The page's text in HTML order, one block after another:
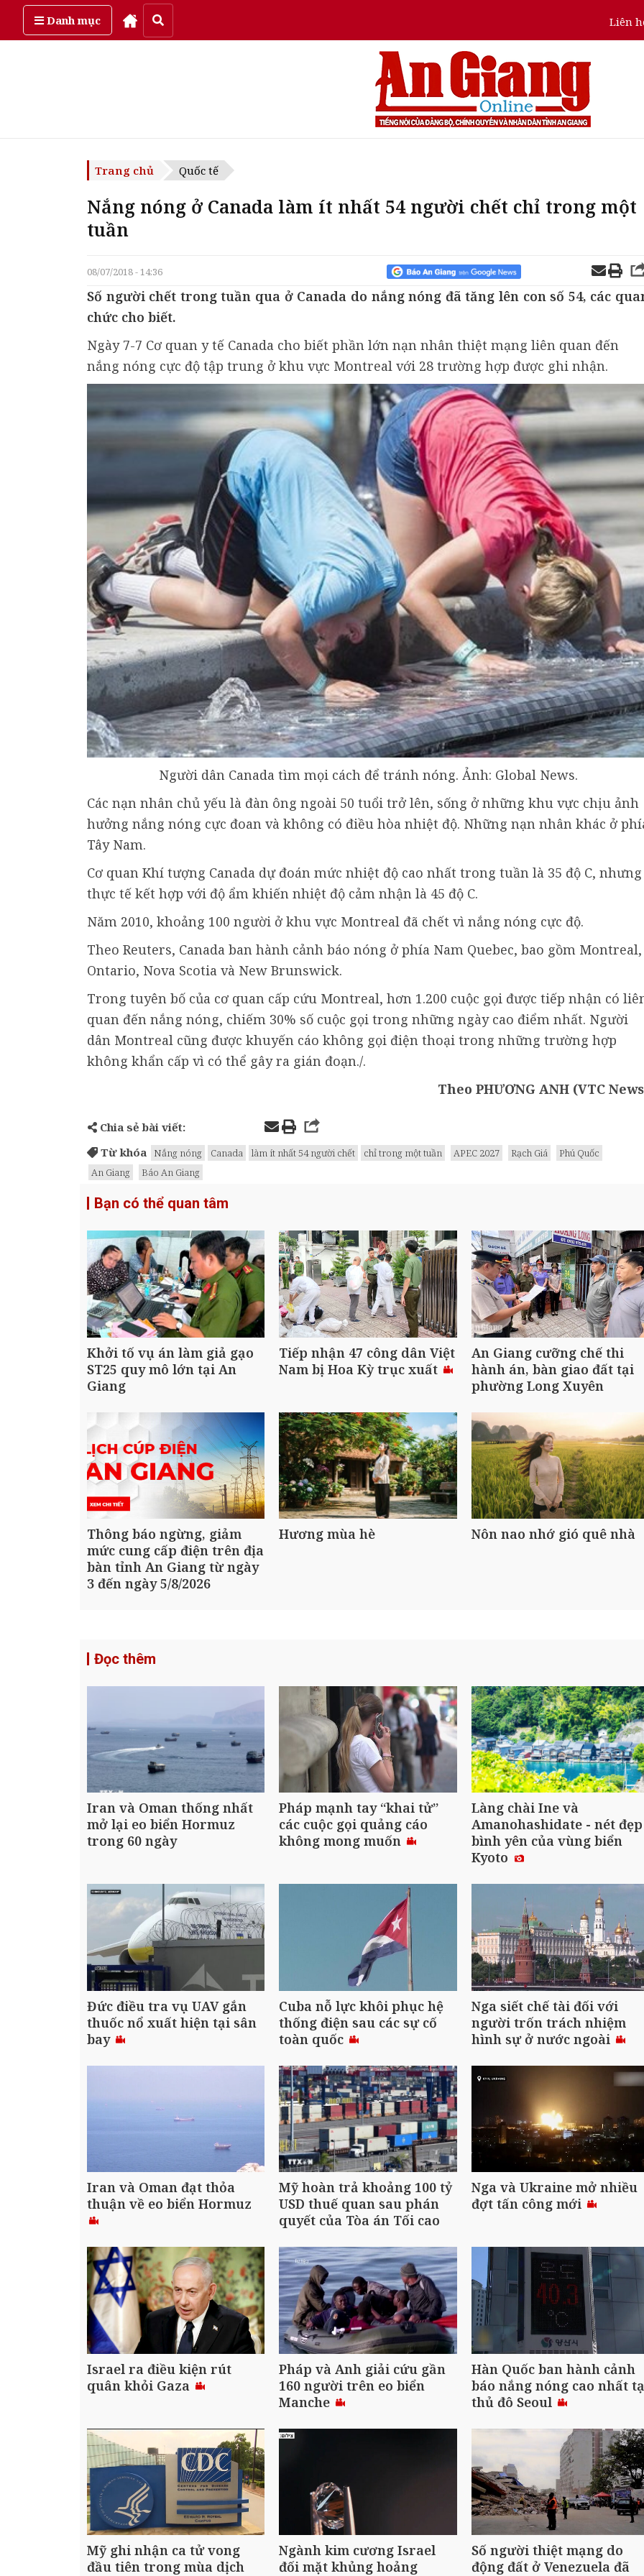
Danh mục Liên
Thứ năm, ngày 6/08/2026
Trang chủ Quốc tế
Nắng nóng ở Canada làm ít nhất 54 người chết chỉ trong một
tuần
08/07/2018 - 14:36
Số người chết trong tuần qua ở Canada do nắng nóng đã tăng lên con số 54, các
chức cho biết.
Ngày 7-7 Cơ quan y tế Canada cho biết phần lớn nạn nhân thiệt mạng liên quan đến
nắng nóng cực độ tập trung ở khu vực Montreal với 28 trường hợp được ghi nhận.
Người dân Canada tìm mọi cách để tránh nóng. Ảnh: Global News.
Các nạn nhân chủ yếu là đàn ông ngoài 50 tuổi trở lên, sống ở những khu vực chịu ảnh
hưởng nắng nóng cực đoan và không có điều hòa nhiệt độ. Những nạn nhân khác ở
Tây Nam.
Cơ quan Khí tượng Canada dự đoán mức nhiệt độ cao nhất trong tuần là 35 độ C, nhưng
thực tế kết hợp với độ ẩm khiến nhiệt độ cảm nhận là 45 độ C.
Năm 2010, khoảng 100 người ở khu vực Montreal đã chết vì nắng nóng cực độ.
Theo Reuters, Canada ban hành cảnh báo nóng ở phía Nam Quebec, bao gồm Montreal,
Ontario, Nova Scotia và New Brunswick.
Trong tuyên bố của cơ quan cấp cứu Montreal, hơn 1.200 cuộc gọi được tiếp nhận có
quan đến nắng nóng, chiếm 30% số cuộc gọi trong những ngày cao điểm nhất. Người
dân Montreal cũng được khuyến cáo không gọi điện thoại trong những trường hợp
không khẩn cấp vì có thể gây ra gián đoạn./.
Theo PHƯƠNG ANH (VTC
Chia sẻ bài viết:
Từ khóa
Nắng nóng Canada làm ít nhất 54 người chết chỉ trong một tuần APEC 2027 Rạch Giá
Phú Quốc
An Giang
Báo An Giang
Bạn có thể quan tâm
Khởi tố vụ án làm giả gạo
ST25 quy mô lớn tại An
Giang
Tiếp nhận 47 công dân Việt
Nam bị Hoa Kỳ trục xuất
An Giang cưỡng chế thi
hành án, bàn giao đất tại
phường Long Xuyên
Thông báo ngừng, giảm
mức cung cấp điện trên địa
bàn tỉnh An Giang từ ngày
3 đến ngày 5/8/2026
Hương mùa hè Nôn nao nhớ gió quê nhà
Đọc thêm
Iran và Oman thống nhất
mở lại eo biển Hormuz
trong 60 ngày
Pháp mạnh tay “khai tử”
các cuộc gọi quảng cáo
không mong muốn
Làng chài Ine và
Amanohashidate - nét đẹp
bình yên của vùng biển
Kyoto
Đức điều tra vụ UAV gắn
thuốc nổ xuất hiện tại sân
bay
Cuba nỗ lực khôi phục hệ
thống điện sau các sự cố
toàn quốc
Nga siết chế tài đối với
người trốn trách nhiệm
hình sự ở nước ngoài
Iran và Oman đạt thỏa
thuận về eo biển Hormuz
Mỹ hoàn trả khoảng 100 tỷ
USD thuế quan sau phán
quyết của Tòa án Tối cao
Nga và Ukraine mở nhiều
đợt tấn công mới
Israel ra điều kiện rút
quân khỏi Gaza
Pháp và Anh giải cứu gần
160 người trên eo biển
Manche
Hàn Quốc ban hành cảnh
báo nắng nóng cao nhất
thủ đô Seoul
Mỹ ghi nhận ca tử vong
đầu tiên trong mùa dịch
Ngành kim cương Israel
đối mặt khủng hoảng
Số người thiệt mạng do
động đất ở Venezuela đã